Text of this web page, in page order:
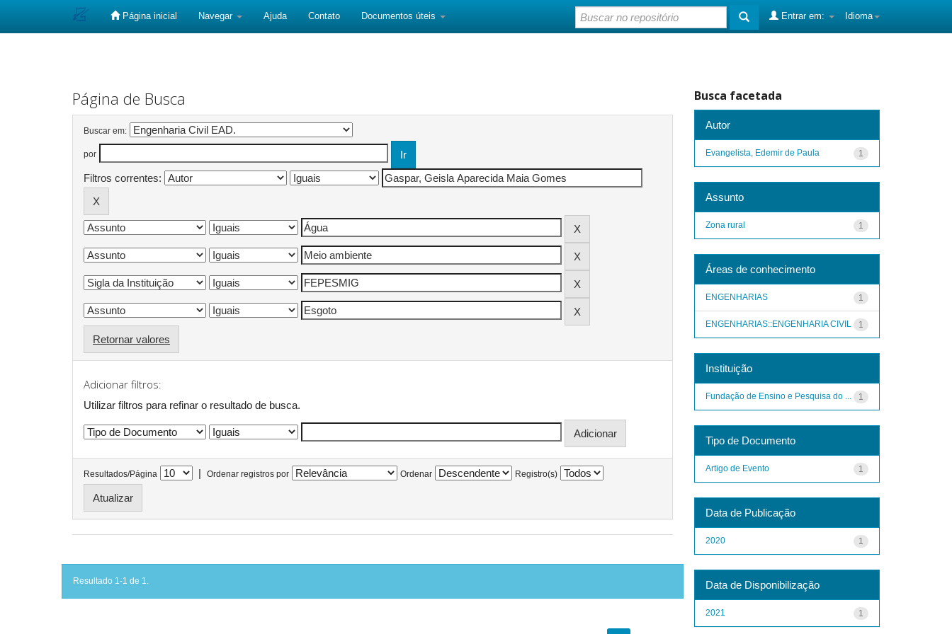
Página inicial Navegar Ajuda Contato Documentos úteis Idioma
Entrar em:
Página de Busca
Buscar em:
por
Filtros correntes:
Retornar valores
Adicionar filtros:
Utilizar filtros para refinar o resultado de busca.
Resultados/Página | Ordenar registros por Ordenar Registro(s)
Resultado 1-1 de 1.
Busca facetada
Autor
1
Evangelista, Edemir de Paula
Assunto
1
Zona rural
Áreas de conhecimento
1
ENGENHARIAS
1
ENGENHARIAS::ENGENHARIA CIVIL
Instituição
1
Fundação de Ensino e Pesquisa do ...
Tipo de Documento
1
Artigo de Evento
Data de Publicação
1
2020
Data de Disponibilização
1
2021